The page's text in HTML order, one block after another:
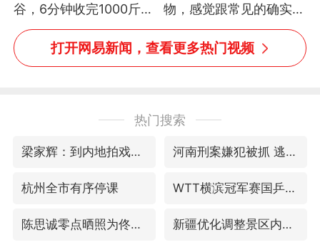
谷，6分钟收完1000斤，
没有一个人掉链子
物，感觉跟常见的确实有
些不一样
打开网易新闻，查看更多热门视频
热门搜索
梁家辉：到内地拍戏不是北上是回归 河南刑案嫌犯被抓 逃窜时伤害多人
杭州全市有序停课 WTT横滨冠军赛国乒女单三将晋级四强
陈思诚零点晒照为佟丽娅庆生 新疆优化调整景区内自驾服务费